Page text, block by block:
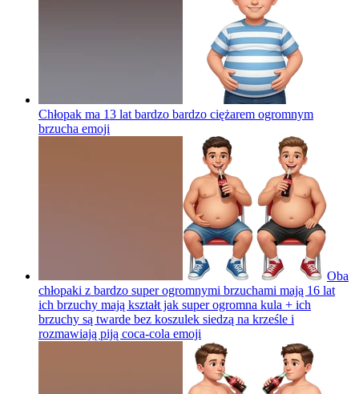
Chłopak ma 13 lat bardzo bardzo ciężarem ogromnym
brzucha emoji
Oba
chłopaki z bardzo super ogromnymi brzuchami mają 16 lat
ich brzuchy mają kształt jak super ogromna kula + ich
brzuchy są twarde bez koszulek siedzą na krześle i
rozmawiają piją coca-cola emoji